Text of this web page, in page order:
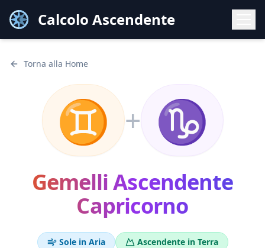
Calcolo Ascendente
Torna alla Home
♊ + ♑
GemelliAscendente
Capricorno
Sole in Aria Ascendente in Terra